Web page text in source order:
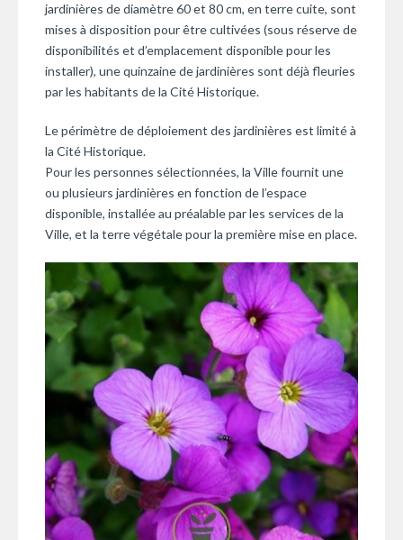
jardinières de diamètre 60 et 80 cm, en terre cuite, sont
mises à disposition pour être cultivées (sous réserve de
disponibilités et d’emplacement disponible pour les
installer), une quinzaine de jardinières sont déjà fleuries
par les habitants de la Cité Historique.
Le périmètre de déploiement des jardinières est limité à
la Cité Historique.
Pour les personnes sélectionnées, la Ville fournit une
ou plusieurs jardinières en fonction de l’espace
disponible, installée au préalable par les services de la
Ville, et la terre végétale pour la première mise en place.